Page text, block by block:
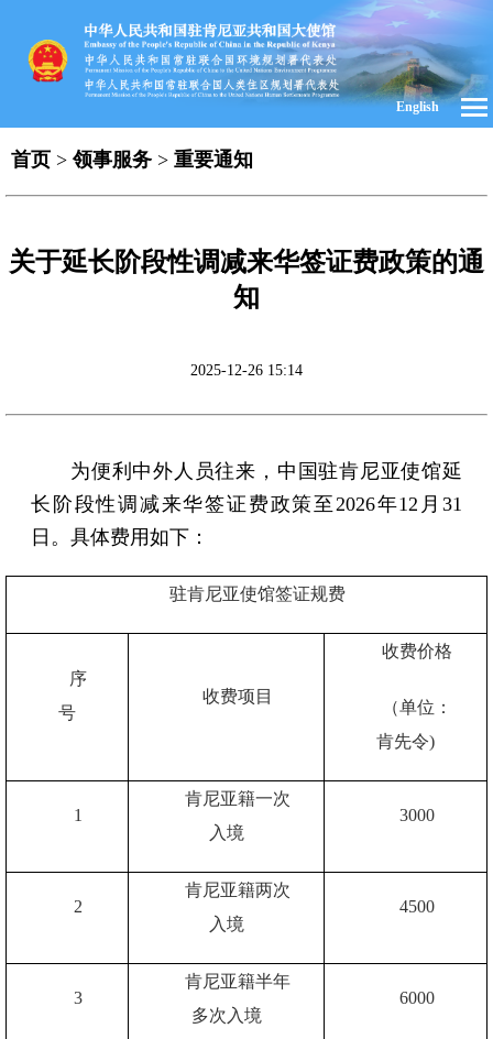
English
首页 >领事服务 > 重要通知
关于延长阶段性调减来华签证费政策的通
知
2025-12-26 15:14
为便利中外人员往来，中国驻肯尼亚使馆延
长阶段性调减来华签证费政策至2026年12月31
日。具体费用如下：
驻肯尼亚使馆签证规费
序
号
收费项目
收费价格
（单位：
肯先令)
1
肯尼亚籍一次
入境
3000
2
肯尼亚籍两次
入境
4500
3
肯尼亚籍半年
多次入境
6000